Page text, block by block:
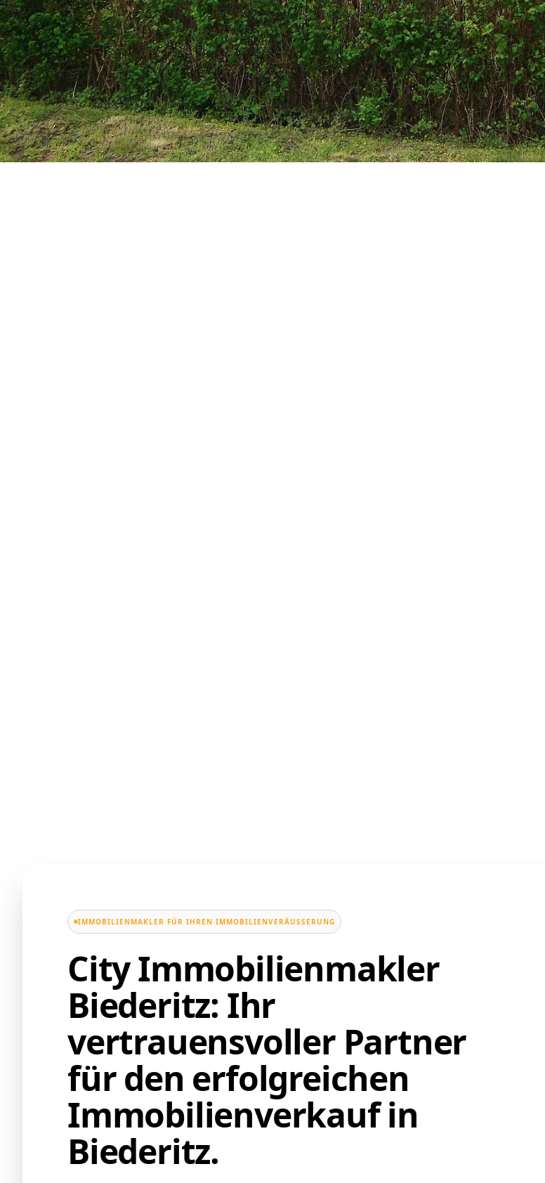
IMMOBILIENMAKLER FÜR IHREN IMMOBILIENVERÄUSSERUNG
City Immobilienmakler
Biederitz: Ihr
vertrauensvoller Partner
für den erfolgreichen
Immobilienverkauf in
Biederitz.